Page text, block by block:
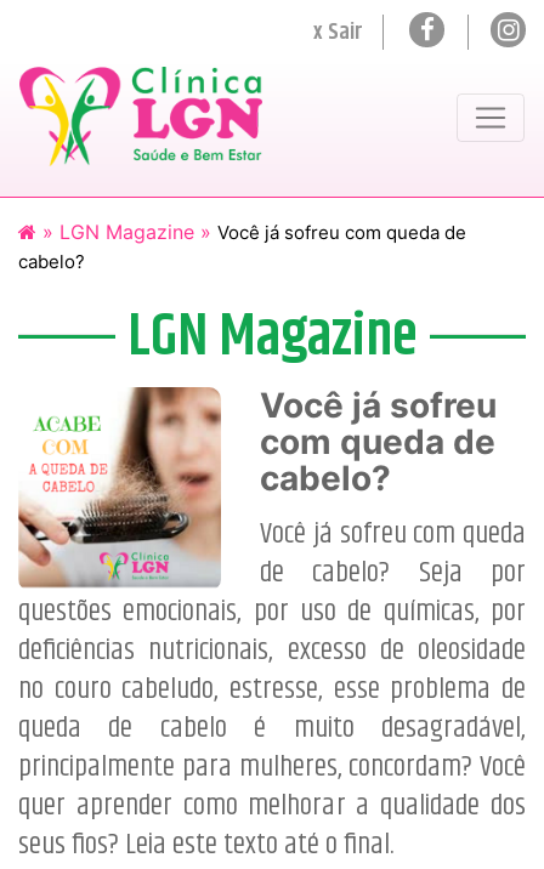
x Sair
» LGN Magazine » Você já sofreu com queda de
cabelo?
LGN Magazine
Você já sofreu
com queda de
cabelo?
Você já sofreu com queda
de cabelo? Seja por
questões emocionais, por uso de químicas, por
deficiências nutricionais, excesso de oleosidade
no couro cabeludo, estresse, esse problema de
queda de cabelo é muito desagradável,
principalmente para mulheres, concordam? Você
quer aprender como melhorar a qualidade dos
seus fios? Leia este texto até o final.